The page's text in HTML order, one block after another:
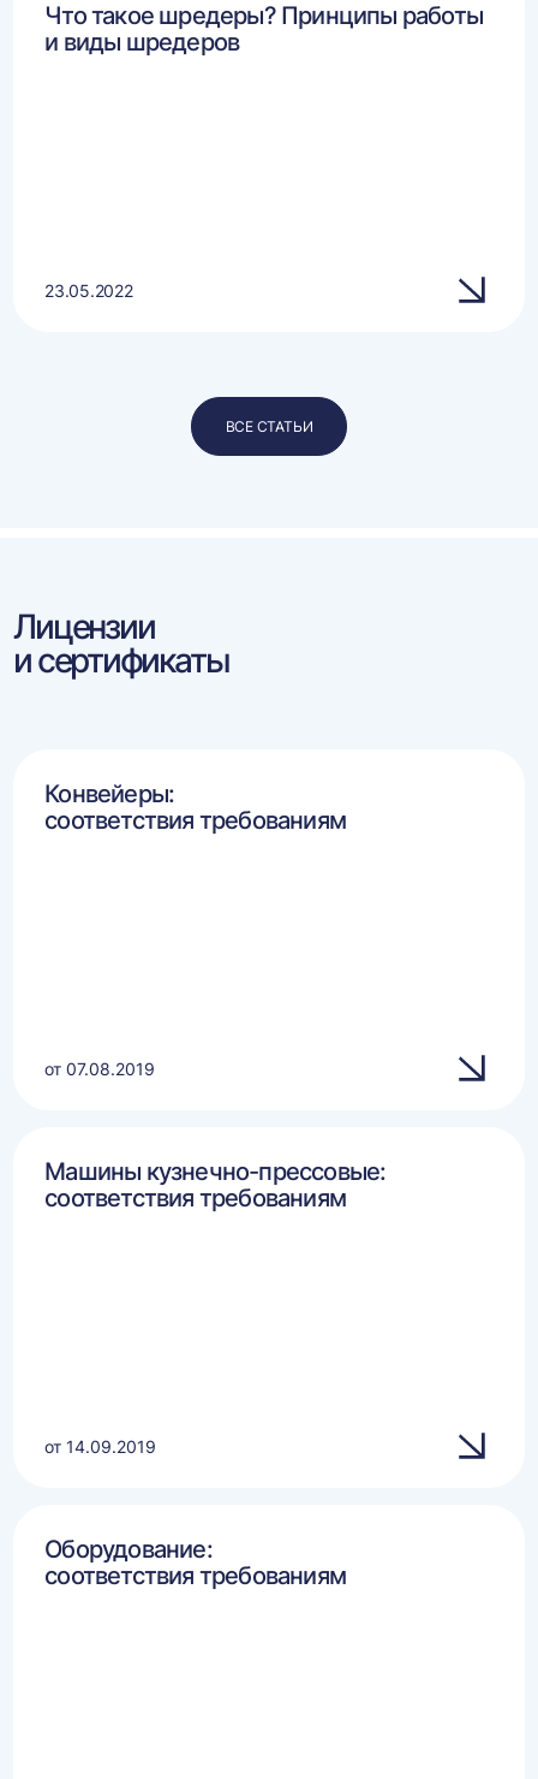
Что такое шредеры? Принципы работы
и виды шредеров
23.05.2022
ВСЕ СТАТЬИ
Лицензии
и сертификаты
Конвейеры:
соответствия требованиям
от 07.08.2019
Машины кузнечно-прессовые:
соответствия требованиям
от 14.09.2019
Оборудование:
соответствия требованиям